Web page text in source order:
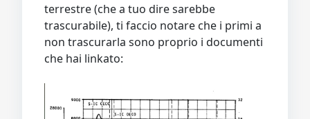
terrestre (che a tuo dire sarebbe
trascurabile), ti faccio notare che i primi a
non trascurarla sono proprio i documenti
che hai linkato: